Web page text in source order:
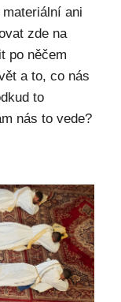
ani
zde na
po něčem
a to, co nás
to
nás to vede?